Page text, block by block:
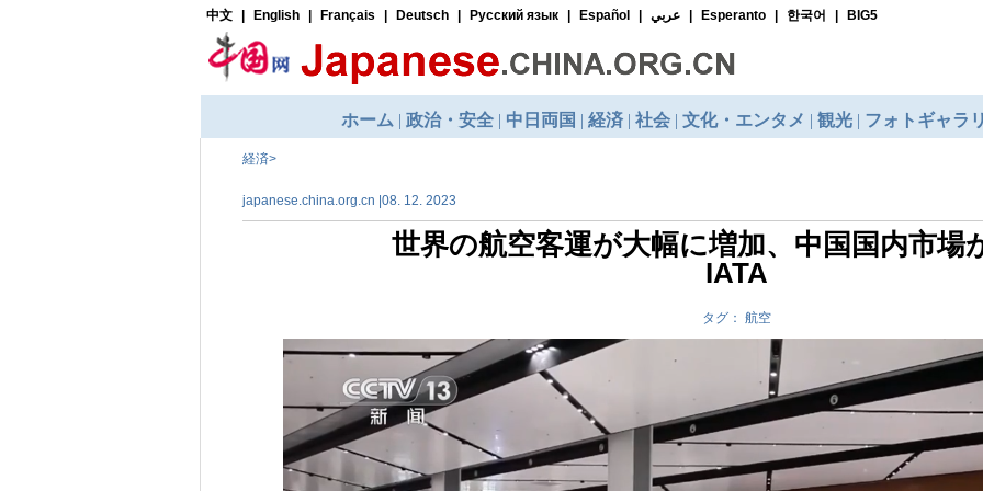
経済>
japanese.china.org.cn |08. 12. 2023
世界の航空客運が大幅に増加、中国国内市場
IATA
タグ： 航空